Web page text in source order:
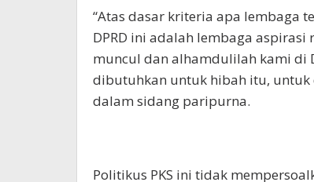
“Atas dasar kriteria apa lembaga
DPRD ini adalah lembaga
muncul dan alhamdulilah kami di
dibutuhkan untuk hibah itu, untuk
dalam sidang paripurna.
Politikus PKS ini tidak